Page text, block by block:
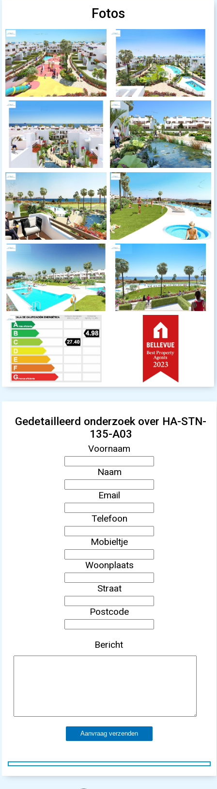
Fotos
Gedetailleerd onderzoek over HA-STN-
135-A03
Voornaam
Naam
Email
Telefoon
Mobieltje
Woonplaats
Straat
Postcode
Bericht
Aanvraag verzenden